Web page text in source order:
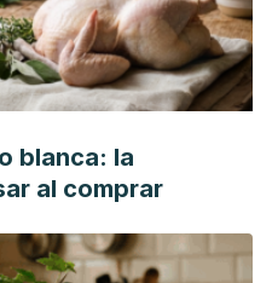
blanca: la
al comprar